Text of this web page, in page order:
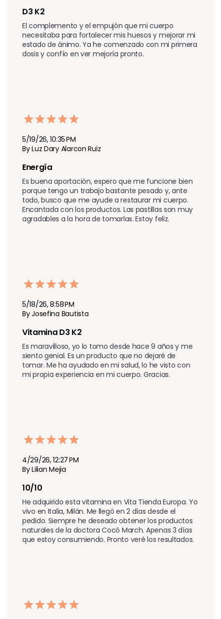
D3 K2
El complemento y el empujón que mi cuerpo
necesitaba para fortalecer mis huesos y mejorar mi
estado de ánimo. Ya he comenzado con mi primera
dosis y confío en ver mejoría pronto.
5/19/26, 10:35 PM
By Luz Dary Alarcon Ruiz
Energía
Es buena aportación, espero que me funcione bien
porque tengo un trabajo bastante pesado y, ante
todo, busco que me ayude a restaurar mi cuerpo.
Encantada con los productos. Las pastillas son muy
agradables a la hora de tomarlas. Estoy feliz.
5/18/26, 8:58 PM
By Josefina Bautista
Vitamina D3 K2
Es maravilloso, yo lo tomo desde hace 9 años y me
siento genial. Es un producto que no dejaré de
tomar. Me ha ayudado en mi salud, lo he visto con
mi propia experiencia en mi cuerpo. Gracias.
4/29/26, 12:27 PM
By Lilian Mejia
10/10
He adquirido esta vitamina en Vita Tienda Europa. Yo
vivo en Italia, Milán. Me llegó en 2 días desde el
pedido. Siempre he deseado obtener los productos
naturales de la doctora Cocó March. Apenas 3 días
que estoy consumiendo. Pronto veré los resultados.